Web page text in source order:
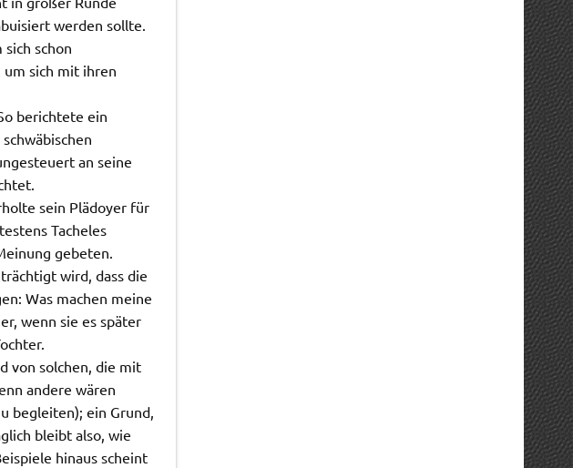
werden sollte.
schon
um sich mit ihren
berichtete ein
an seine
sein Plädoyer für
Tacheles
gebeten.
wird, dass die
Was machen meine
wenn sie es später
von solchen, die mit
andere wären
begleiten); ein Grund,
bleibt also, wie
hinaus scheint